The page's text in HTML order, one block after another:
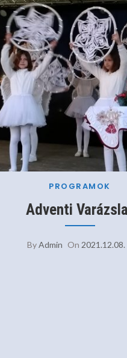
PROGRAMOK
Adventi
ByAdmin On 2021.12.08.